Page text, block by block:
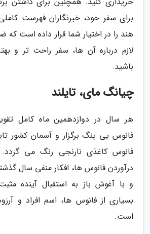
برای سفر خود، خبرنگاران فهرست
هند را در اختیار شما قرار داده است
لازم درباره آن ها، سفر راحت تر و
باشید.
چیانگ مای، تایلند
هر سال در دوازدهمین ماه کامل
فانوس یی پنگ برگزار و آسمان کشور
فانوس کاغذی نارنجی رنگ می گردد.
درآوردن فانوس ها، افکار منفی سال
و با آغوش باز به استقبال آینده
بسیاری از فانوس ها، اسم افراد و
است.